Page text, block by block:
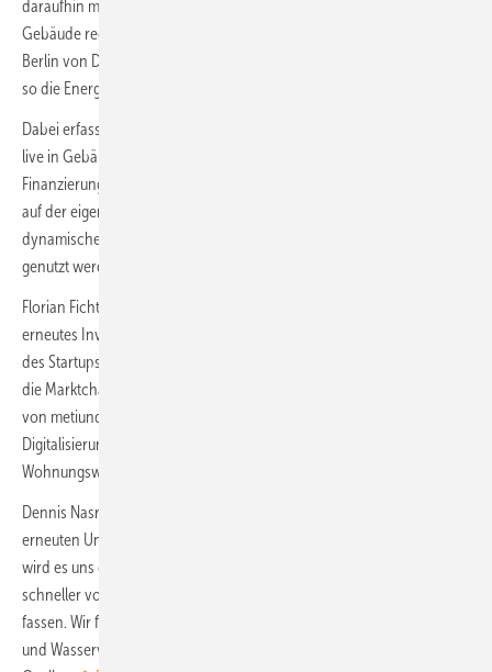
daraufhin mit gezielten Maßnahmen den CO
Gebäude reduzieren und den Immobilienwert steigern. Das 2021 in
Berlin von Dennis Nasrun und Felix Mücke gegründete PropTech will
so die Energiewende mitgestalten.
Dabei erfassen Smart Meter alle Verbrauchs- und Erzeugungsdaten
live in Gebäuden. metiundo kümmert sich um Beschaffung und
Finanzierung der Geräte sowie deren Installation. Alle Daten werden
auf der eigenen Plattform bereitgestellt und können direkt zur Nutzung
dynamischer Stromtarife oder zur Steuerung von Wärmepumpen
genutzt werden.
Florian Fichter, Geschäftsführer von Enpulse Ventures: „Unser
erneutes Investment in metiundo zeigt, wie positiv wir die Entwicklung
des Startups in den letzten Monaten sehen und wie aussichtsreich wir
die Marktchancen einschätzen. Die Produkte und Dienstleistungen
von metiundo können einen signifikanten Beitrag bei der
Digitalisierung der Energie- und Wasseranschlüsse in der
Wohnungswirtschaft leisten.“
Dennis Nasrun, CEO von metiundo: „Wir sind begeistert von der
erneuten Unterstützung durch Enpulse und Viega. Diese Investition
wird es uns ermöglichen, die Einführung unserer Smart Meter noch
schneller voranzutreiben und noch stärker auf dem Markt Fuß zu
fassen. Wir freuen uns darauf, gemeinsam die Zukunft der Energie-
und Wasserversorgung effizienter und transparenter zu gestalten.“ ■